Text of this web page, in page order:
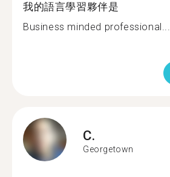
我的語言學習夥伴是
Business minded professional...
C.
Georgetown